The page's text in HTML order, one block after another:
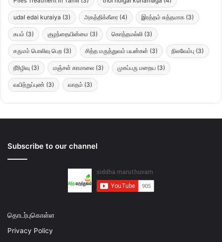
udal edai kuraiya (3) அகத்திக்கீரை (4) இரத்தம் சுத்தமாக (3)
கபம் (3) குழந்தையின்மை (3) கொத்தமல்லி (3)
சருமம் பொலிவு பெற (3) சித்த மருத்துவம் பயன்கள் (3) நிலவேம்பு (3)
நீரிழிவு (3) மஞ்சள் காமாலை (3) முகப்பரு மறைய (3)
வயிற்றுப்புண் (3) வாதம் (3)
Subscribe to our channel
தொடர்புகொள்ள
Privacy Policy